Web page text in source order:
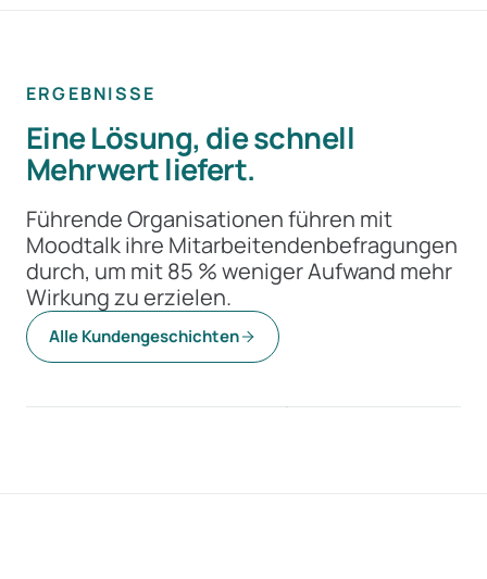
ERGEBNISSE
Eine Lösung, die schnell
Mehrwert liefert.
Führende Organisationen führen mit
Moodtalk ihre Mitarbeitendenbefragungen
durch, um mit 85 % weniger Aufwand mehr
Wirkung zu erzielen.
Alle Kundengeschichten
85 %
weniger Aufwand